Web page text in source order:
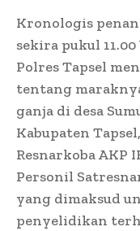
Kronologis
sekira pukul
Polres Tapsel
tentang
ganja di desa
Kabupaten
Resnarkoba AKP
Personil
yang dimaksud
penyelidikan